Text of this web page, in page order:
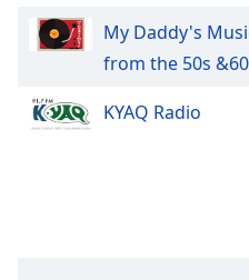
Seek to
live,
currently
Remaining
Time-
My Daddy's
from the 50s
KYAQ Radio